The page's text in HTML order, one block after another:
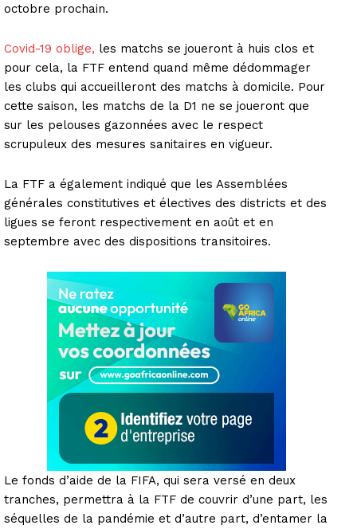
octobre prochain.
Covid-19 oblige, les matchs se joueront à huis clos et
pour cela, la FTF entend quand même dédommager
les clubs qui accueilleront des matchs à domicile. Pour
cette saison, les matchs de la D1 ne se joueront que
sur les pelouses gazonnées avec le respect
scrupuleux des mesures sanitaires en vigueur.
La FTF a également indiqué que les Assemblées
générales constitutives et électives des districts et des
ligues se feront respectivement en août et en
septembre avec des dispositions transitoires.
Le fonds d’aide de la FIFA, qui sera versé en deux
tranches, permettra à la FTF de couvrir d’une part, les
séquelles de la pandémie et d’autre part, d’entamer la